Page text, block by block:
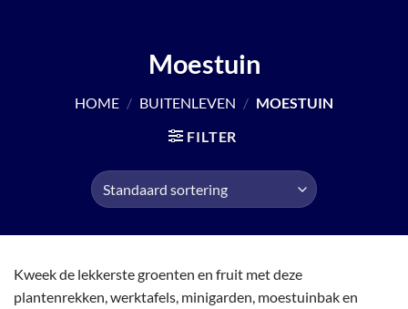
Moestuin
HOME / BUITENLEVEN / MOESTUIN
FILTER
Kweek de lekkerste groenten en fruit met deze
plantenrekken, werktafels, minigarden, moestuinbak en